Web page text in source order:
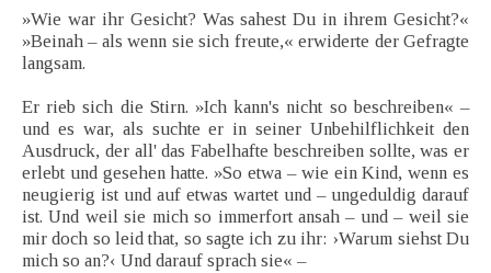
»Wie war ihr Gesicht? Was sahest Du in ihrem Gesicht?«
»Beinah – als wenn sie sich freute,« erwiderte der Gefragte
langsam.
Er rieb sich die Stirn. »Ich kann's nicht so beschreiben« –
und es war, als suchte er in seiner Unbehilflichkeit den
Ausdruck, der all' das Fabelhafte beschreiben sollte, was er
erlebt und gesehen hatte. »So etwa – wie ein Kind, wenn es
neugierig ist und auf etwas wartet und – ungeduldig darauf
ist. Und weil sie mich so immerfort ansah – und – weil sie
mir doch so leid that, so sagte ich zu ihr: ›Warum siehst Du
mich so an?‹ Und darauf sprach sie« –